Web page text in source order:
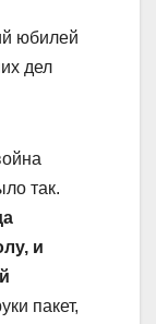
юбилей
дел
так.
и
пакет,